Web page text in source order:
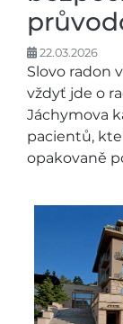
22.03.2026
Slovo radon
vždyť jde o
Jáchymova
pacientů,
opakovaně